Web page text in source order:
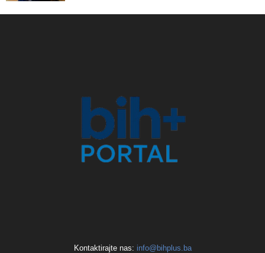
Kontaktirajte nas: info@bihplus.ba